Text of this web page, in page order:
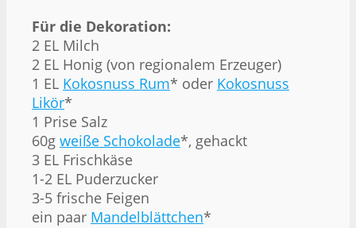
Für die Dekoration:
2 EL Milch
2 EL Honig (von regionalem Erzeuger)
1 EL Kokosnuss Rum* oder Kokosnuss
Likör*
1 Prise Salz
60g weiße Schokolade*, gehackt
3 EL Frischkäse
1-2 EL Puderzucker
3-5 frische Feigen
ein paar Mandelblättchen*